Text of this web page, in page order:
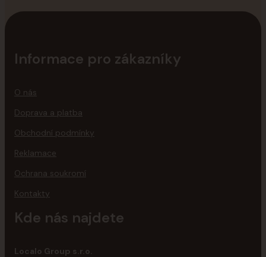
Informace pro zákazníky
O nás
Doprava a platba
Obchodní podmínky
Reklamace
Ochrana soukromí
Kontakty
Kde nás najdete
Localo Group s.r.o.